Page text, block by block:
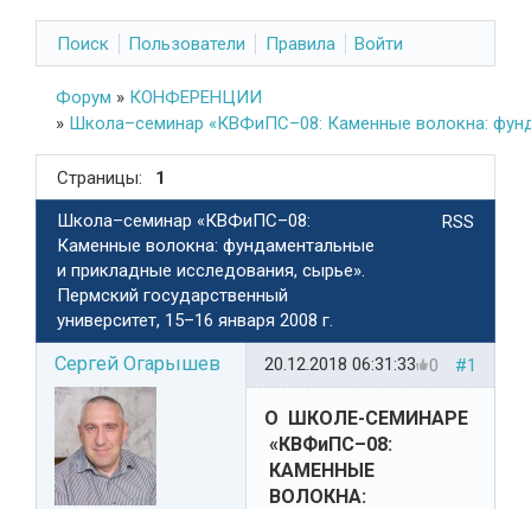
Поиск Пользователи Правила Войти
Форум » КОНФЕРЕНЦИИ
» Школа–семинар «КВФиПС–08: Каменные волокна:
Страницы: 1
RSS
Школа–семинар «КВФиПС–08:
Каменные волокна: фундаментальные
и прикладные исследования, сырье».
Пермский государственный
университет, 15–16 января 2008 г.
Сергей Огарышев #1
0
20.12.2018 06:31:33
О ШКОЛЕ-СЕМИНАРЕ
«КВФиПС–08:
КАМЕННЫЕ
ВОЛОКНА: